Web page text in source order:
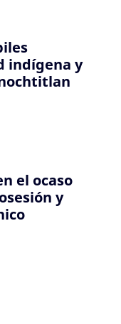
indígena y
el ocaso
y